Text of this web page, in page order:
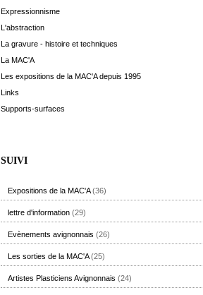
Expressionnisme
L'abstraction
La gravure - histoire et techniques
La MAC'A
Les expositions de la MAC'A depuis 1995
Links
Supports-surfaces
SUIVI
Expositions de la MAC'A(36)
lettre d'information (29)
Evènements avignonnais (26)
Les sorties de la MAC'A(25)
Artistes Plasticiens Avignonnais (24)